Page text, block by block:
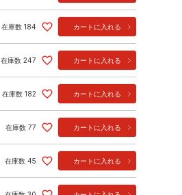
在庫数 184 カートに入れる
在庫数 247 カートに入れる
在庫数 182 カートに入れる
在庫数 77 カートに入れる
在庫数 45 カートに入れる